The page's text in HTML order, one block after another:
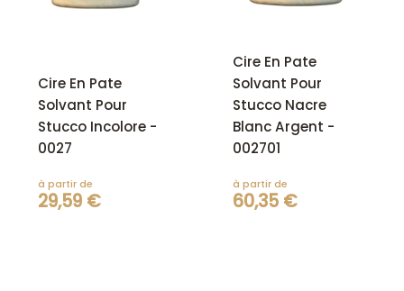
Cire En Pate
Solvant Pour
Stucco Incolore -
0027
à partir de
29,59 €
Cire En Pate
Solvant Pour
Stucco Nacre
Blanc Argent -
002701
à partir de
60,35 €